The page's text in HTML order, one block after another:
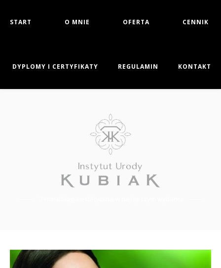
START O MNIE OFERTA CENNIK
DYPLOMY I CERTYFIKATY REGULAMIN KONTAKT